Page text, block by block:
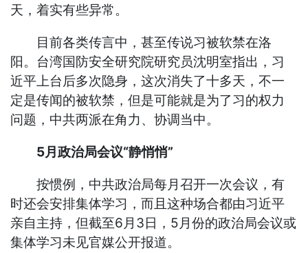
天，着实有些异常。
目前各类传言中，甚至传说习被软禁在洛
阳。台湾国防安全研究院研究员沈明室指出，习
近平上台后多次隐身，这次消失了十多天，不一
定是传闻的被软禁，但是可能就是为了习的权力
问题，中共两派在角力、协调当中。
5月政治局会议“静悄悄”
按惯例，中共政治局每月召开一次会议，有
时还会安排集体学习，而且这种场合都由习近平
亲自主持，但截至6月3日，5月份的政治局会议或
集体学习未见官媒公开报道。